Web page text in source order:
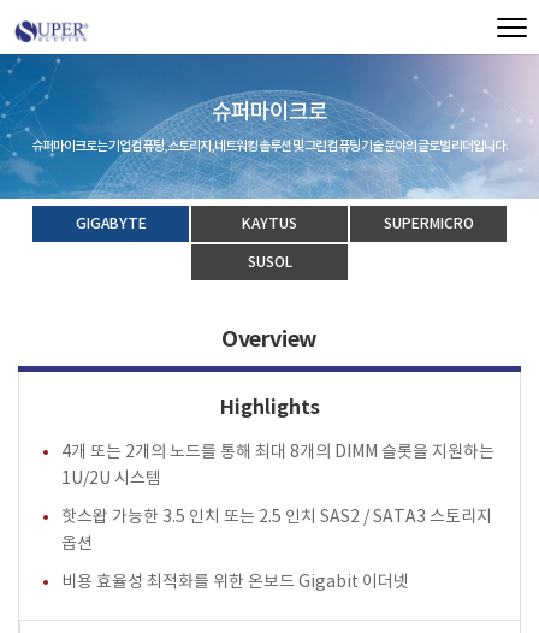
슈퍼마이크로
슈퍼마이크로는 기업 컴퓨팅, 스토리지, 네트워킹 솔루션 및 그린 컴퓨팅 기술 분야의 글로벌 리더입니다.
GIGABYTE KAYTUS SUPERMICRO
SUSOL
Overview
Highlights
4개 또는 2개의 노드를 통해 최대 8개의 DIMM 슬롯을 지원하는
1U/2U 시스템
핫스왑 가능한 3.5 인치 또는 2.5 인치 SAS2 / SATA3 스토리지
옵션
비용 효율성 최적화를 위한 온보드 Gigabit 이더넷